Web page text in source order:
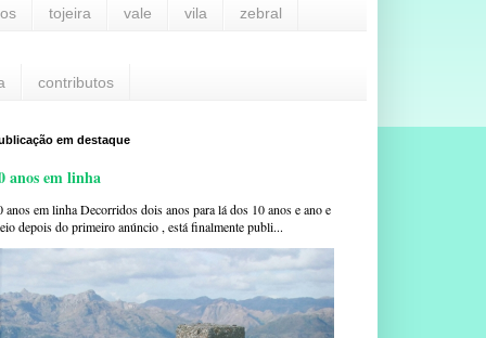
tojeira vale vila zebral
contributos
em destaque
anos em linha
anos em linha Decorridos dois anos para lá dos 10 anos e ano e
depois do primeiro anúncio , está finalmente publi...